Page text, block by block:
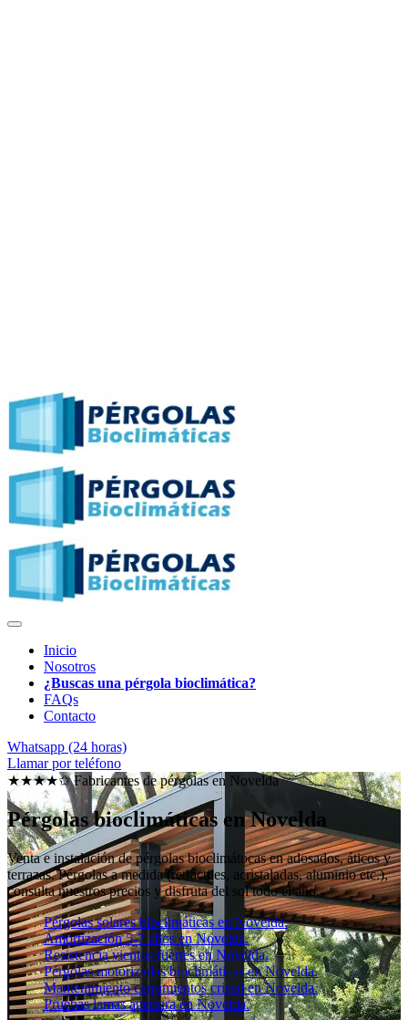
Inicio
Nosotros
¿Buscas una pérgola bioclimática?
FAQs
Contacto
Whatsapp (24 horas)
Llamar por teléfono
★★★★✩ Fabricantes de pérgolas en Novelda
Pérgolas bioclimáticas en Novelda
Venta e instalación de pérgolas bioclimátocas en adosados, áticos y
terrazas. Pérgolas a medida (retráctiles, acristaladas, aluminio etc.),
consulta nuestros precios y disfruta del sol todo el año.
Pérgolas solares bioclimáticas en Novelda.
Amortización 5-7 años en Novelda.
Resistencia vientos fuertes en Novelda.
Pérgolas motorizadas bioclimáticas en Novelda.
Mantenimiento cerramientos cristal en Novelda.
Pruebas lamas apertura en Novelda.